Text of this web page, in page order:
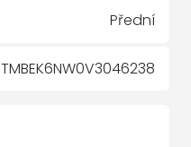
Přední
TMBEK6NW0V3046238